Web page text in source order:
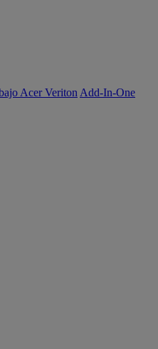
Acer Veriton Add-In-One